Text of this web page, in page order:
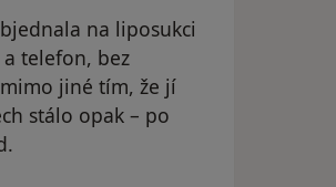
na liposukci
telefon, bez
jiné tím, že jí
stálo opak – po